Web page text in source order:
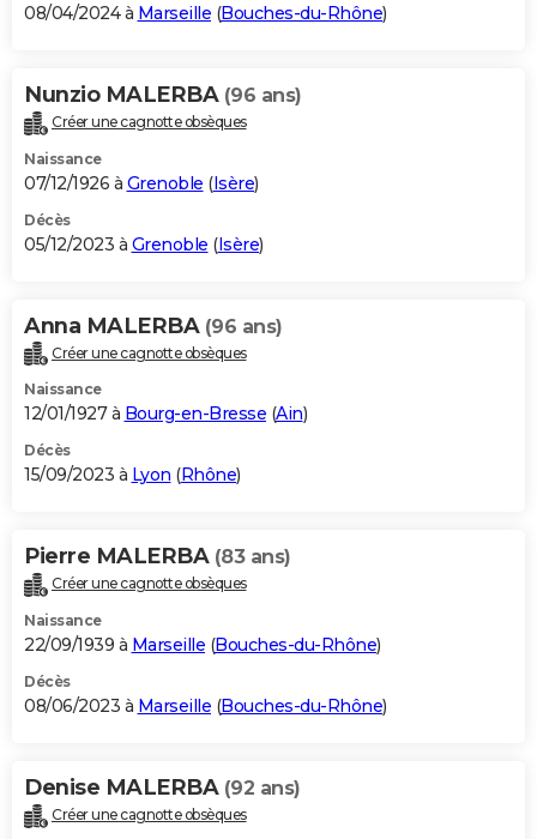
08/04/2024 à Marseille (Bouches-du-Rhône)
Nunzio MALERBA (96 ans)
Créer une cagnotte obsèques
Naissance
07/12/1926 à Grenoble (Isère)
Décès
05/12/2023 à Grenoble (Isère)
Anna MALERBA (96 ans)
Créer une cagnotte obsèques
Naissance
12/01/1927 à Bourg-en-Bresse (Ain)
Décès
15/09/2023 à Lyon (Rhône)
Pierre MALERBA (83 ans)
Créer une cagnotte obsèques
Naissance
22/09/1939 à Marseille (Bouches-du-Rhône)
Décès
08/06/2023 à Marseille (Bouches-du-Rhône)
Denise MALERBA (92 ans)
Créer une cagnotte obsèques